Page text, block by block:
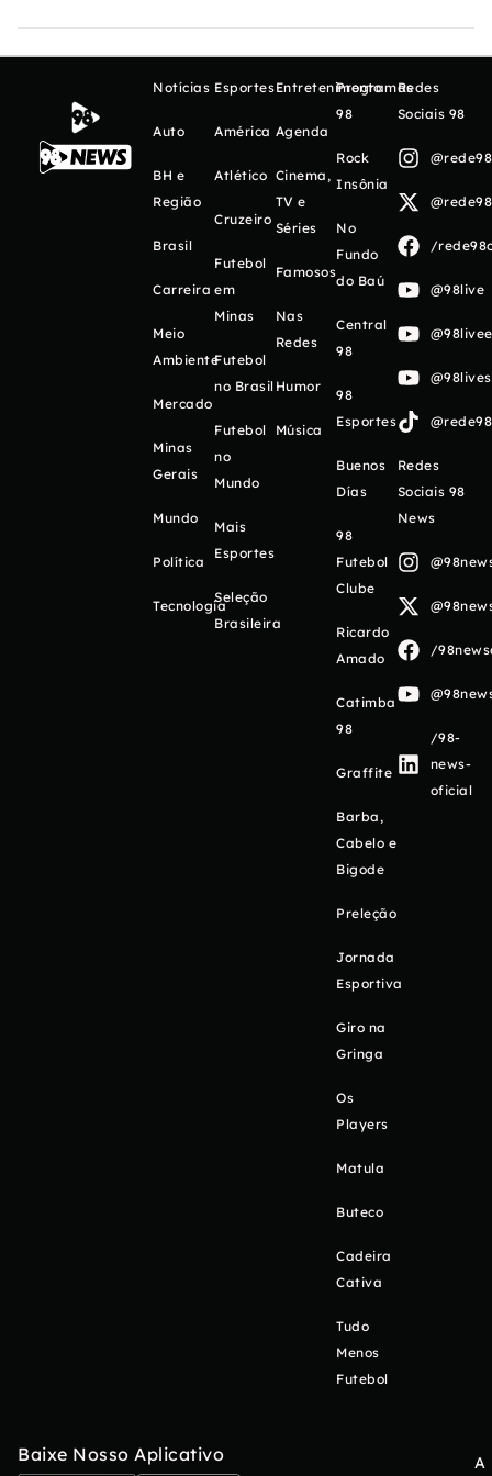
Notícias
Auto
BH e
Região
Brasil
Carreira
Meio
Ambiente
Mercado
Minas
Gerais
Mundo
Política
Tecnologia
Esportes
América
Atlético
Cruzeiro
Futebol
em
Minas
Futebol
no Brasil
Futebol
no
Mundo
Mais
Esportes
Seleção
Brasileira
Entretenimento
Agenda
Cinema,
TV e
Séries
Famosos
Nas
Redes
Humor
Música
Programas
98
Rock
Insônia
No
Fundo
do Baú
Central
98
98
Esportes
Buenos
Días
98
Futebol
Clube
Ricardo
Amado
Catimba
98
Graffite
Barba,
Cabelo e
Bigode
Preleção
Jornada
Esportiva
Giro na
Gringa
Os
Players
Matula
Buteco
Cadeira
Cativa
Tudo
Menos
Futebol
Redes
Sociais 98
/
@98live
Redes
Sociais 98
News
/
/98-
news-
oficial
Baixe Nosso Aplicativo
A